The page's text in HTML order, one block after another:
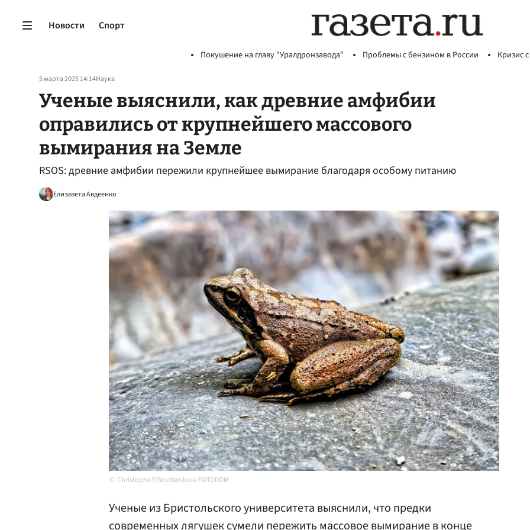
Новости Спорт
Покушение на главу "Уралдронзавода" Проблемы с бензином в России Кризис
5 марта 2025 14:14Наука
Ученые выяснили, как древние амфибии
оправились от крупнейшего массового
вымирания на Земле
RSOS: древние амфибии пережили крупнейшее вымирание благодаря особому питанию
Елизавета Авдеенко
Christophe F/Shutterstock/FOTODOM
Ученые из Бристольского университета выяснили, что предки
современных лягушек сумели пережить массовое вымирание в конце